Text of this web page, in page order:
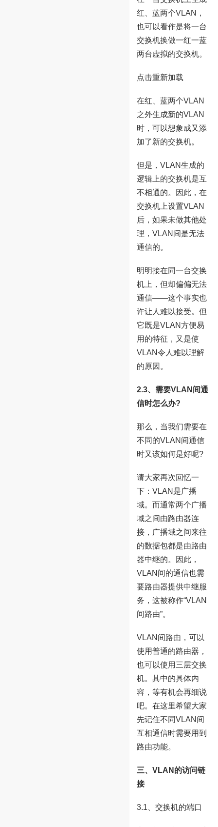
红、蓝两个VLAN，
也可以看作是将一台
交换机换做一红一蓝
两台虚拟的交换机。
点击重新加载
在红、蓝两个VLAN
之外生成新的VLAN
时，可以想象成又添
加了新的交换机。
但是，VLAN生成的
逻辑上的交换机是互
不相通的。因此，在
交换机上设置VLAN
后，如果未做其他处
理，VLAN间是无法
通信的。
明明接在同一台交换
机上，但却偏偏无法
通信——这个事实也
许让人难以接受。但
它既是VLAN方便易
用的特征，又是使
VLAN令人难以理解
的原因。
2.3、需要VLAN间通
信时怎么办?
那么，当我们需要在
不同的VLAN间通信
时又该如何是好呢?
请大家再次回忆一
下：VLAN是广播
域。而通常两个广播
域之间由路由器连
接，广播域之间来往
的数据包都是由路由
器中继的。因此，
VLAN间的通信也需
要路由器提供中继服
务，这被称作“VLAN
间路由”。
VLAN间路由，可以
使用普通的路由器，
也可以使用三层交换
机。其中的具体内
容，等有机会再细说
吧。在这里希望大家
先记住不同VLAN间
互相通信时需要用到
路由功能。
三、VLAN的访问链
接
3.1、交换机的端口